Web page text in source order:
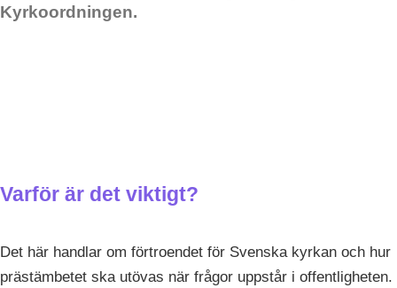
Kyrkoordningen.
Varför är det viktigt?
Det här handlar om förtroendet för Svenska kyrkan och hur
prästämbetet ska utövas när frågor uppstår i offentligheten.